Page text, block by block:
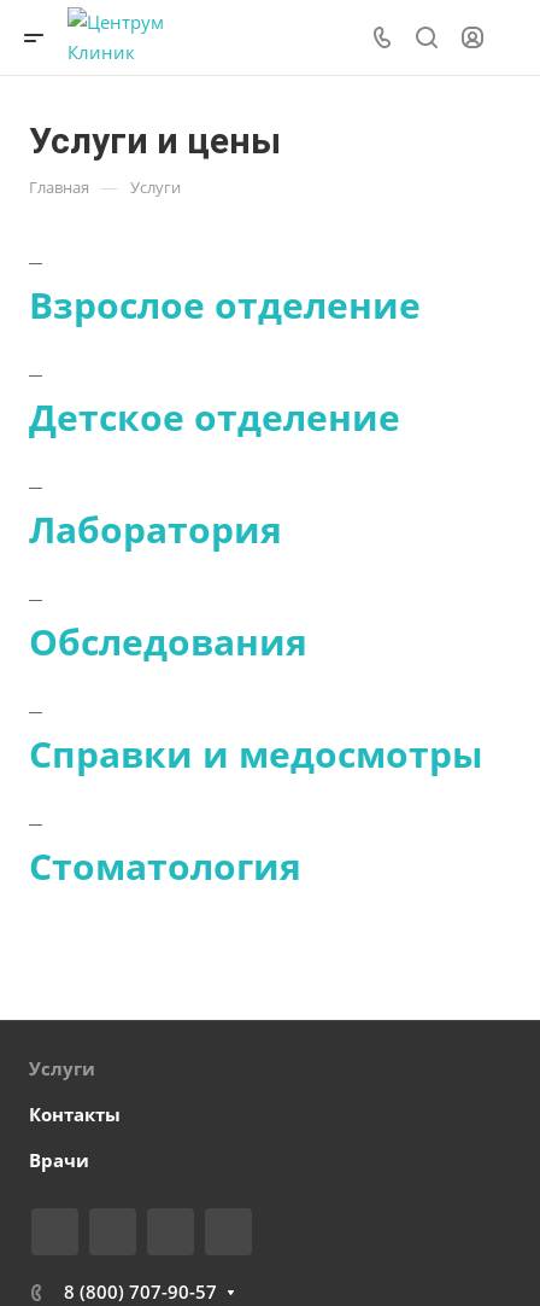
Услуги и цены
Главная — Услуги
Взрослое отделение
Детское отделение
Лаборатория
Обследования
Справки и медосмотры
Стоматология
Услуги
Контакты
Врачи
8 (800) 707-90-57